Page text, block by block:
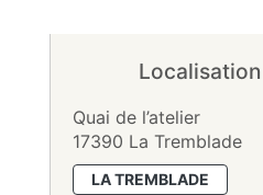
Localisation
Quai de l’atelier
17390 La Tremblade
LA TREMBLADE